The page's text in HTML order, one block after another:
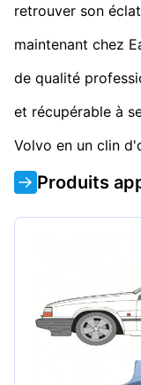
retrouver son
maintenant chez
de qualité
et récupérable à
Volvo en un clin
Produits